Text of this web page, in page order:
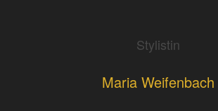
Stylistin
Maria Weifenbach